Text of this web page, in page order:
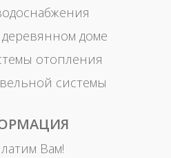
доме
отопления
системы
Вам!